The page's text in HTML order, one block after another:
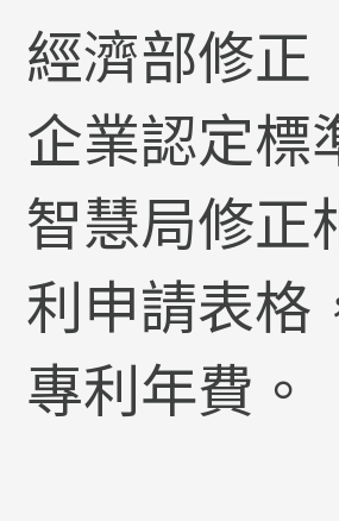
經濟部修正
企業認定標
智慧局修正
利申請表格
專利年費。